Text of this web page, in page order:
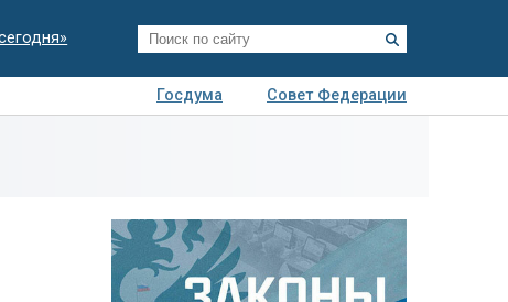
Госдума
Совет Федерации